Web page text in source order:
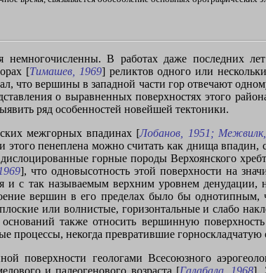
немногочисленны. В работах даже последних
[Тимашев, 1969] реликтов одного или
что вершины в западной части гор отвечают
о выравненных поверхностях этого
ряд особенностей новейшей тектоники.
межгорных впадинах [Лобанов, 1951;
этого пенеплена можно считать как днища
горные породы Верхоянского
], что одновысотность этой поверхности на
и с так называемым верхним уровнем денудации,
вершин в его пределах было бы однотипным,
или волнистые, горизонтальные и слабо
также относить вершинную
некогда превратившие горноскладчатую
геологами Всесоюзного
и палеогенового возраста [Галабала, 1968].